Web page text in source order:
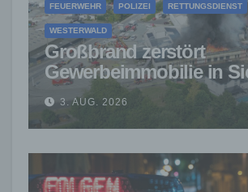
FEUERWEHR POLIZEI RETTUNGSDIENST
WESTERWALD
Großbrand zerstört
Gewerbeimmobilie in
– Millionenschaden
3. AUG. 2026